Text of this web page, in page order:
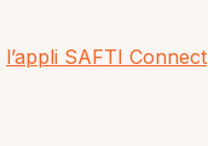
l’appli SAFTI Connect